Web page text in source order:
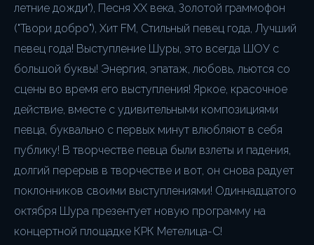
летние дожди"), Песня XX века, Золотой граммофон
("Твори добро"), Хит FM, Стильный певец года, Лучший
певец года! Выступление Шуры, это всегда ШОУ с
большой буквы! Энергия, эпатаж, любовь, льются со
сцены во время его выступления! Яркое, красочное
действие, вместе с удивительными композициями
певца, буквально с первых минут влюбляют в себя
публику! В творчестве певца были взлеты и падения,
долгий перерыв в творчестве и вот, он снова радует
поклонников своими выступлениями! Одиннадцатого
октября Шура презентует новую программу на
концертной площадке КРК Метелица-С!